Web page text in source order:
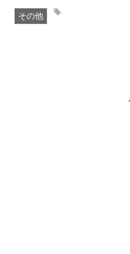
その他